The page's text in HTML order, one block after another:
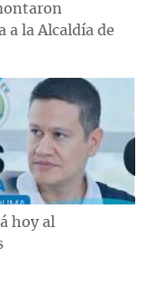
a la Alcaldía de
hoy al